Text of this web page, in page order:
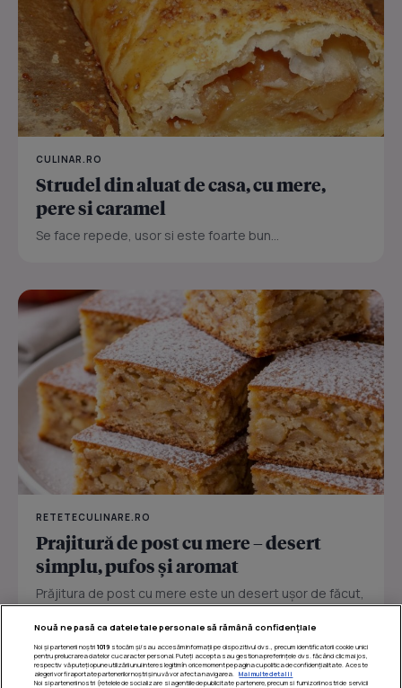
CULINAR.RO
Strudel din aluat de casa, cu mere,
pere si caramel
Se face repede, usor si este foarte bun...
RETETECULINARE.RO
Prajitură de post cu mere – desert
simplu, pufos și aromat
Prăjitura de post cu mere este un desert ușor de făcut,
sau...
Nouă ne pasă ca datele tale personale să rămână confidențiale
Noi și partenerii noștri 1019stocăm și/sau accesăm informații pe dispozitivul dvs., precum identificatorii cookie unici
pentru prelucrarea datelor cu caracter personal. Puteți accepta sau gestiona preferințele dvs. făcând clic mai jos,
respectiv vă puteți opune utilizării unui interes legitim în orice moment pe pagina cu politica de confidențialitate. Aceste
alegeri vor fi raportate partenerilor noștri și nu vă vor afecta navigarea.
Mai multe detalii
Noi si partenerii nostri (retelele de socializare si agentiile de publicitate partenere, precum si furnizorii nostri de servicii